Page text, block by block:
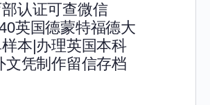
认证可查微信
英国德蒙特福德大
本|办理英国本科
文凭制作留信存档